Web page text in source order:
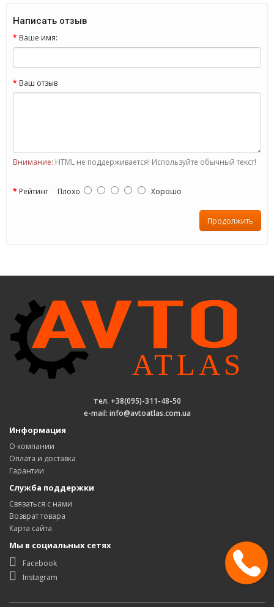
Написать отзыв
Ваше имя:
Ваш отзыв
Внимание: HTML не поддерживается! Используйте обычный текст!
Рейтинг Плохо Хорошо
Продолжить
тел. +38(095)-311-48-50
e-mail: info@avtoatlas.com.ua
Информация
О компании
Оплата и доставка
Гарантии
Служба поддержки
Связаться с нами
Возврат товара
Карта сайта
Мы в социальных сетях
Facebook
Instagram